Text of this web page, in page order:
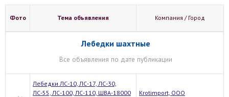
Фото Тема объявления Компания / Город
Лебедки шахтные
Все объявления по дате публикации
Лебедки ЛС-10, ЛС-17, ЛС-30,
ЛС-55, ЛС-100, ЛС-110, ШВА-18000
Krotimport, ООО